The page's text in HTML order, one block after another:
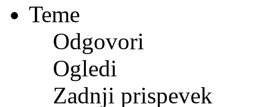
Teme
Odgovori
Ogledi
Zadnji prispevek